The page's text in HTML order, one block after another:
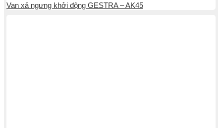
Van xả ngưng khởi động GESTRA – AK45